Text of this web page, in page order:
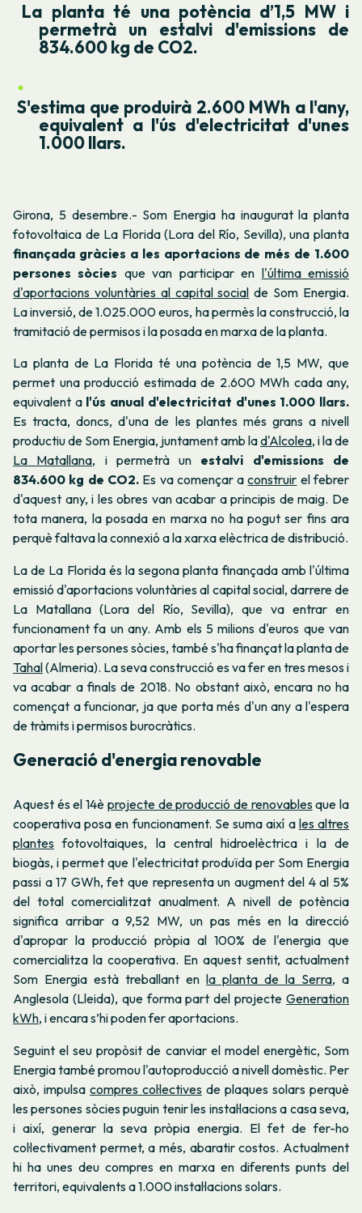
La planta té una potència d’1,5 MW i
permetrà un estalvi d'emissions de
834.600 kg de CO2.
S'estima que produirà 2.600 MWh a l'any,
equivalent a l'ús d'electricitat d'unes
1.000 llars.
Girona, 5 desembre.- Som Energia ha inaugurat la planta
fotovoltaica de La Florida (Lora del Río, Sevilla), una planta
finançada gràcies a les aportacions de més de 1.600
persones sòcies que van participar en l'última emissió
d'aportacions voluntàries al capital social de Som Energia.
La inversió, de 1.025.000 euros, ha permès la construcció, la
tramitació de permisos i la posada en marxa de la planta.
La planta de La Florida té una potència de 1,5 MW, que
permet una producció estimada de 2.600 MWh cada any,
equivalent a l'ús anual d'electricitat d'unes 1.000 llars.
Es tracta, doncs, d'una de les plantes més grans a nivell
productiu de Som Energia, juntament amb lad'Alcolea, i la de
La Matallana, i permetrà un estalvi d'emissions de
834.600 kg de CO2. Es va començar aconstruir el febrer
d'aquest any, i les obres van acabar a principis de maig. De
tota manera, la posada en marxa no ha pogut ser fins ara
perquè faltava la connexió a la xarxa elèctrica de distribució.
La de La Florida és la segona planta finançada amb l'última
emissió d'aportacions voluntàries al capital social, darrere de
La Matallana (Lora del Río, Sevilla), que va entrar en
funcionament fa un any. Amb els 5 milions d'euros que van
aportar les persones sòcies, també s'ha finançat la planta de
Tahal(Almeria). La seva construcció es va fer en tres mesos i
va acabar a finals de 2018. No obstant això, encara no ha
començat a funcionar, ja que porta més d'un any a l'espera
de tràmits i permisos burocràtics.
Generació d'energia renovable
Aquest és el 14è projecte de producció de renovablesque la
cooperativa posa en funcionament. Se suma així a les altres
plantes fotovoltaiques, la central hidroelèctrica i la de
biogàs, i permet que l'electricitat produïda per Som Energia
passi a 17 GWh, fet que representa un augment del 4 al 5%
del total comercialitzat anualment. A nivell de potència
significa arribar a 9,52 MW, un pas més en la direcció
d'apropar la producció pròpia al 100% de l'energia que
comercialitza la cooperativa. En aquest sentit, actualment
Som Energia està treballant en la planta de la Serra, a
Anglesola (Lleida), que forma part del projecte Generation
kWh, i encara s’hi poden fer aportacions.
Seguint el seu propòsit de canviar el model energètic, Som
Energia també promou l'autoproducció a nivell domèstic. Per
això, impulsa compres col·lectives de plaques solars perquè
les persones sòcies puguin tenir les instal·lacions a casa seva,
i així, generar la seva pròpia energia. El fet de fer-ho
col·lectivament permet, a més, abaratir costos. Actualment
hi ha unes deu compres en marxa en diferents punts del
territori, equivalents a 1.000 instal·lacions solars.